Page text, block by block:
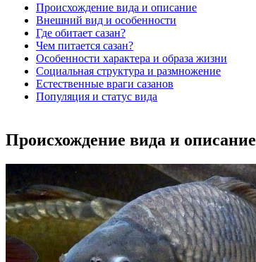
Происхождение вида и описание
Внешний вид и особенности
Где обитает сазан?
Чем питается сазан?
Особенности характера и образа жизни
Социальная структура и размножение
Естественные враги сазанов
Популяция и статус вида
Происхождение вида и описание